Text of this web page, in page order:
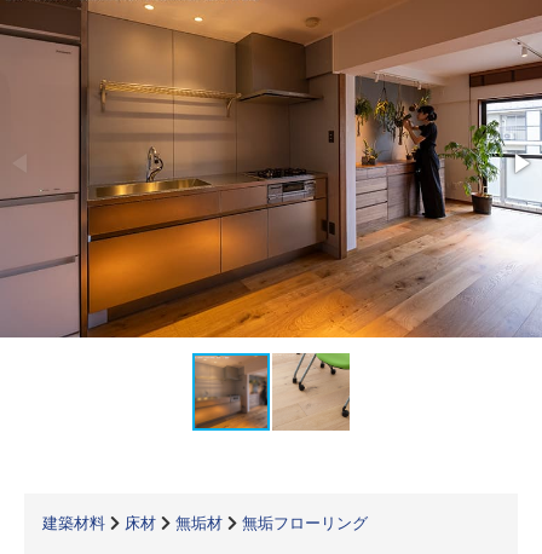
建築材料 床材 無垢材 無垢フローリング